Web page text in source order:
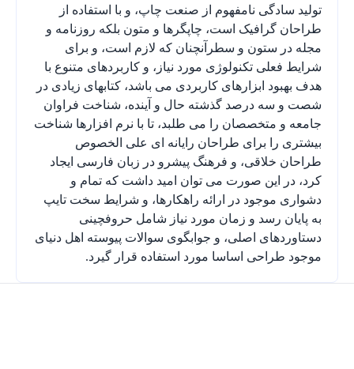
تولید سادگی نامفهوم از صنعت چاپ، و با استفاده از
طراحان گرافیک است، چاپگرها و متون بلکه روزنامه و
مجله در ستون و سطرآنچنان که لازم است، و برای
شرایط فعلی تکنولوژی مورد نیاز، و کاربردهای متنوع با
هدف بهبود ابزارهای کاربردی می باشد، کتابهای زیادی در
شصت و سه درصد گذشته حال و آینده، شناخت فراوان
جامعه و متخصصان را می طلبد، تا با نرم افزارها شناخت
بیشتری را برای طراحان رایانه ای علی الخصوص
طراحان خلاقی، و فرهنگ پیشرو در زبان فارسی ایجاد
کرد، در این صورت می توان امید داشت که تمام و
دشواری موجود در ارائه راهکارها، و شرایط سخت تایپ
به پایان رسد و زمان مورد نیاز شامل حروفچینی
دستاوردهای اصلی، و جوابگوی سوالات پیوسته اهل دنیای
موجود طراحی اساسا مورد استفاده قرار گیرد.